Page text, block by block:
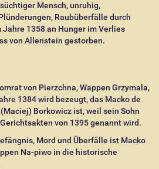
Mensch, unruhig,
Raubüberfälle durch
1358 an Hunger im Verlies
von Allenstein gestorben.
von Pierzchna, Wappen Grzymala,
1384 wird bezeugt, das Macko de
Borkowicz ist, weil sein Sohn
von 1395 genannt wird.
Mord und Überfälle ist Macko
Na-piwo in die historische